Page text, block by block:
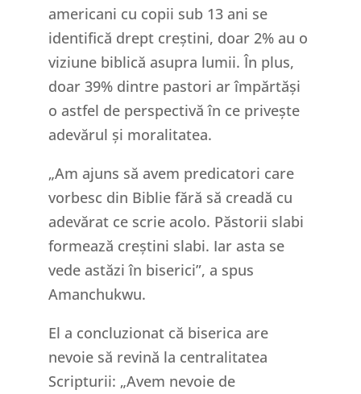
americani cu copii sub 13 ani se
identifică drept creștini, doar 2% au o
viziune biblică asupra lumii. În plus,
doar 39% dintre pastori ar împărtăși
o astfel de perspectivă în ce privește
adevărul și moralitatea.
„Am ajuns să avem predicatori care
vorbesc din Biblie fără să creadă cu
adevărat ce scrie acolo. Păstorii slabi
formează creștini slabi. Iar asta se
vede astăzi în biserici”, a spus
Amanchukwu.
El a concluzionat că biserica are
nevoie să revină la centralitatea
Scripturii: „Avem nevoie de